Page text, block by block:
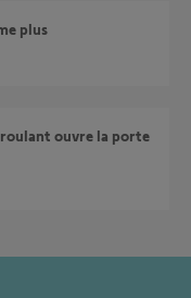
plus